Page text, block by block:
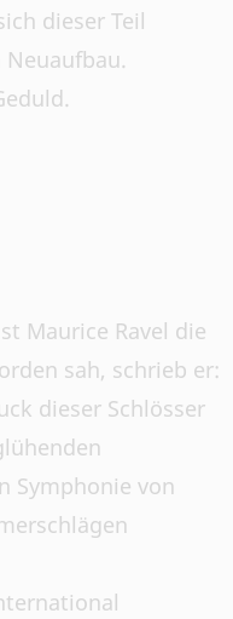
dieser Teil
Maurice Ravel die
sah, schrieb er:
dieser Schlösser
Symphonie von